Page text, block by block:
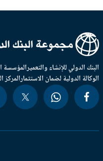
الدولي للإنشاء والتعميرالمؤسسة
الدولية لضمان الاستثمارالمركز